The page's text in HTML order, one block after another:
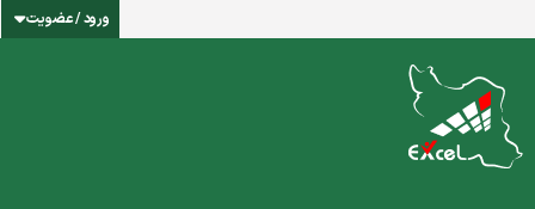
ورود / عضویت